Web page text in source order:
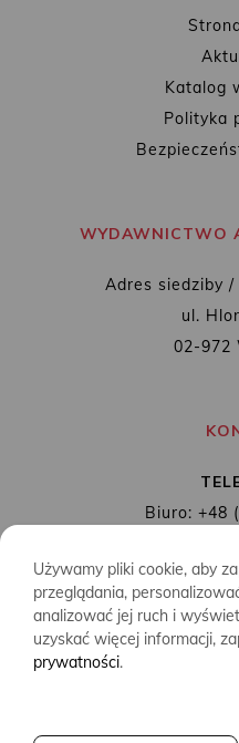
Katalog
Polityka
WYDAWNICTWO
Adres siedziby
ul.
02-972
Biuro: +48
MAIL:
Używamy pliki cookie, aby
przeglądania,
analizować jej ruch i
uzyskać więcej informacji,
prywatności.